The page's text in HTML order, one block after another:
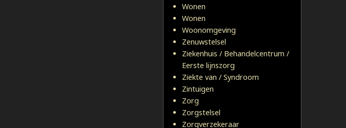
Wonen
Wonen
Woonomgeving
Zenuwstelsel
Ziekenhuis / Behandelcentrum /
Eerste lijnszorg
Ziekte van / Syndroom
Zintuigen
Zorg
Zorgstelsel
Zorgverzekeraar